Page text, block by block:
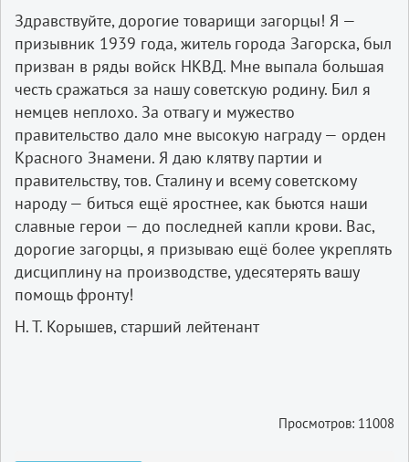
Здравствуйте, дорогие товарищи загорцы! Я —
призывник 1939 года, житель города Загорска, был
призван в ряды войск НКВД. Мне выпала большая
честь сражаться за нашу советскую родину. Бил я
немцев неплохо. За отвагу и мужество
правительство дало мне высокую награду — орден
Красного Знамени. Я даю клятву партии и
правительству, тов. Сталину и всему советскому
народу — биться ещё яростнее, как бьются наши
славные герои — до последней капли крови. Вас,
дорогие загорцы, я призываю ещё более укреплять
дисциплину на производстве, удесятерять вашу
помощь фронту!
Н. Т. Корышев, старший лейтенант
Просмотров: 11008